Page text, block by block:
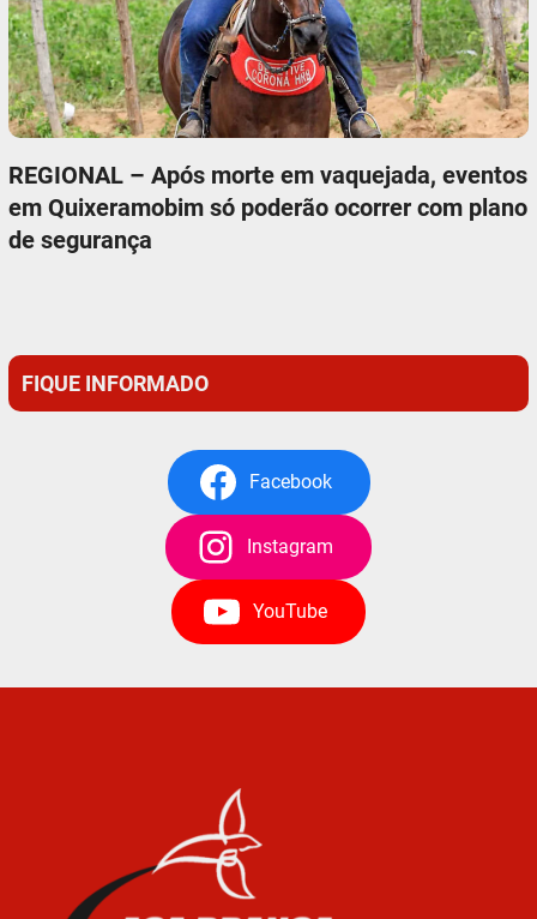
REGIONAL – Após morte em vaquejada, eventos
em Quixeramobim só poderão ocorrer com plano
de segurança
FIQUE INFORMADO
Facebook
Instagram
YouTube